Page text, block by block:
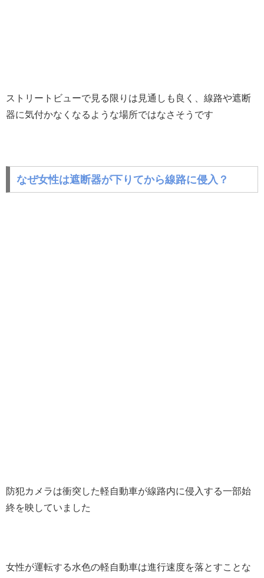
ストリートビューで見る限りは見通しも良く、線路や遮断
器に気付かなくなるような場所ではなさそうです
なぜ女性は遮断器が下りてから線路に侵入？
防犯カメラは衝突した軽自動車が線路内に侵入する一部始
終を映していました
女性が運転する水色の軽自動車は進行速度を落とすことな